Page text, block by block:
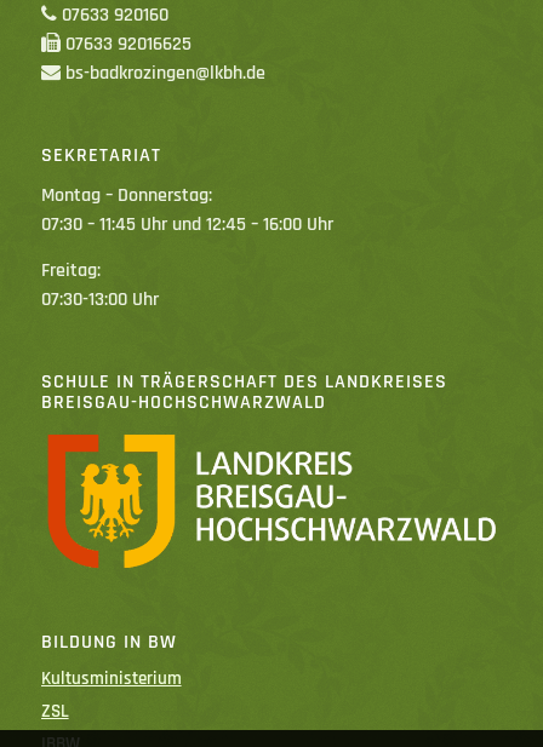
07633 920160
07633 92016625
bs-badkrozingen@lkbh.de
SEKRETARIAT
Montag – Donnerstag:
07:30 – 11:45 Uhr und 12:45 – 16:00 Uhr
Freitag:
07:30-13:00 Uhr
SCHULE IN TRÄGERSCHAFT DES LANDKREISES
BREISGAU-HOCHSCHWARZWALD
BILDUNG IN BW
Kultusministerium
ZSL